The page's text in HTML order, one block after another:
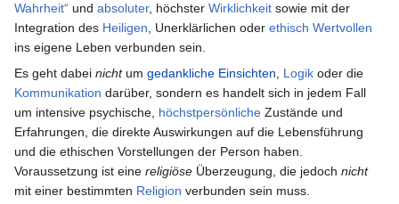
Wahrheit“ und absoluter, höchster Wirklichkeit sowie mit der
Integration des Heiligen, Unerklärlichen oder ethisch Wertvollen
ins eigene Leben verbunden sein.
Es geht dabei nichtum gedankliche Einsichten, Logik oder die
Kommunikation darüber, sondern es handelt sich in jedem Fall
um intensive psychische, höchstpersönliche Zustände und
Erfahrungen, die direkte Auswirkungen auf die Lebensführung
und die ethischen Vorstellungen der Person haben.
Voraussetzung ist eine religiöse Überzeugung, die jedoch nicht
mit einer bestimmten Religion verbunden sein muss.